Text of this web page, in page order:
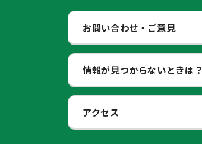
お問い合わせ・ご意見
情報が見つからないときは？
アクセス